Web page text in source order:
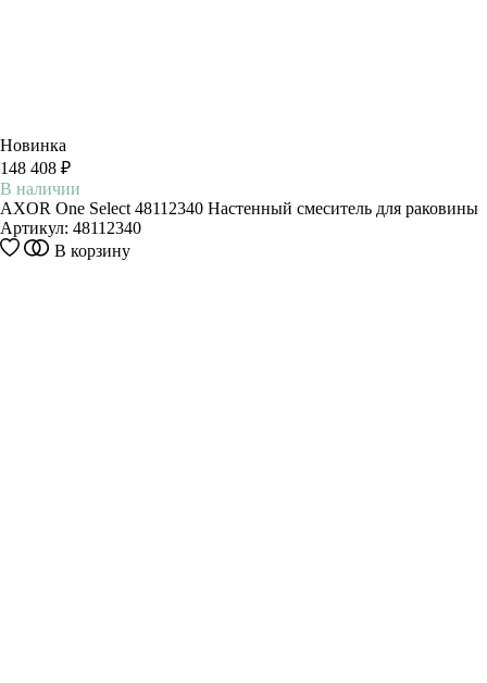
Новинка
148 408 ₽
В наличии
AXOR One Select 48112340 Настенный смеситель для раковины
Артикул: 48112340
В корзину